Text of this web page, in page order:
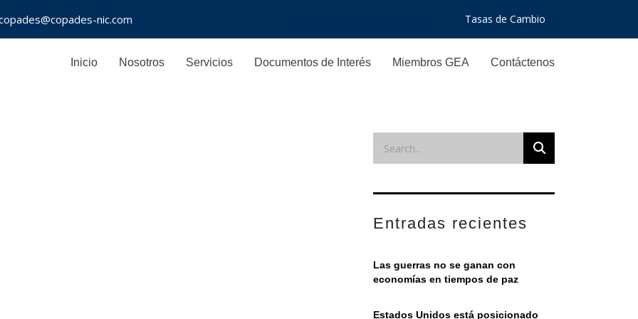
nic.com Tasas de Cambio
Inicio Nosotros Servicios Documentos de Interés Miembros GEA Contáctenos
Entradas recientes
Las guerras no se ganan con
economías en tiempos de paz
Estados Unidos está posicionado